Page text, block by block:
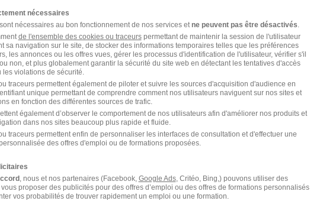
avec le service RH
N+1
si nécessaire
images
nécessaires
nécessaires au bon fonctionnement de nos services et ne peuvent pas être désactivés
de l'ensemble des cookies ou traceurspermettant de maintenir la session de l'utilisateur
sa navigation sur le site, de stocker des informations temporaires telles que les préférences
les annonces ou les offres vues, gérer les processus d'identification de l'utilisateur, vérifier s'il
non, et plus globalement garantir la sécurité du site web en détectant les tentatives d'accès
violations de sécurité.
traceurs permettent également de piloter et suivre les sources d'acquisition d'audience en
unique permettant de comprendre comment nos utilisateurs naviguent sur nos sites et
en fonction des différentes sources de trafic.
également d’observer le comportement de nos utilisateurs afin d'améliorer nos produits et
dans nos sites beaucoup plus rapide et fluide.
traceurs permettent enfin de personnaliser les interfaces de consultation et d'effectuer une
des offres d'emploi ou de formations proposées.
, nous et nos partenaires (Facebook, Google Ads, Critéo, Bing,) pouvons utiliser des
proposer des publicités pour des offres d’emploi ou des offres de formations personnalisés
vos probabilités de trouver rapidement un emploi ou une formation.